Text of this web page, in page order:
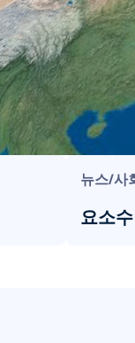
뉴스/사
요소수